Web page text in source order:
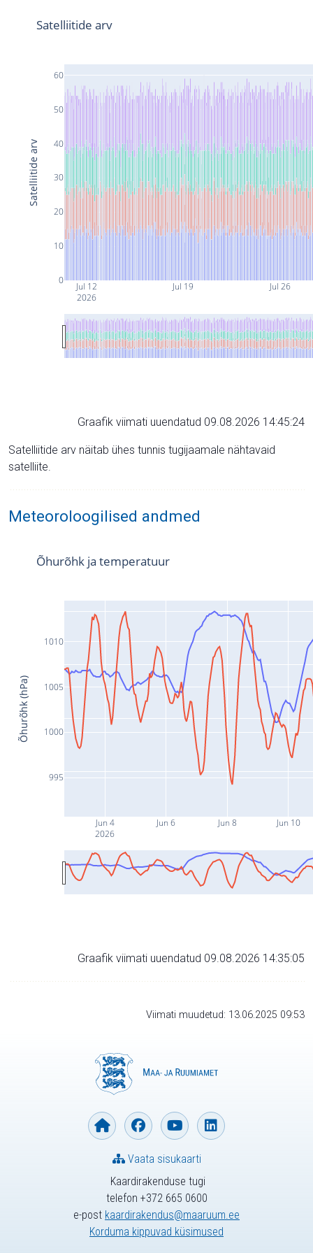
Jul 12
2026
Jul 19 Jul 26
0
10
20
30
40
50
60
Satelliitide arv
Satelliitide arv
Graafik viimati uuendatud 09.08.2026 14:45:24
Satelliitide arv näitab ühes tunnis tugijaamale nähtavaid
satelliite.
Meteoroloogilised andmed
Jun 4
2026
Jun 6 Jun 8 Jun 10
995
1000
1005
1010
Õhurõhk ja temperatuur
Õhurõhk (hPa)
Graafik viimati uuendatud 09.08.2026 14:35:05
Viimati muudetud: 13.06.2025 09:53
Kaardirakenduse tugi
telefon +372 665 0600
e-post kaardirakendus@maaruum.ee
Korduma kippuvad küsimused
Vaata sisukaarti